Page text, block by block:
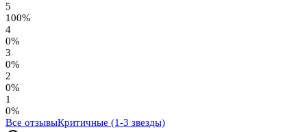
5
100%
4
0%
3
0%
2
0%
1
0%
Все отзывыКритичные (1-3 звезды)